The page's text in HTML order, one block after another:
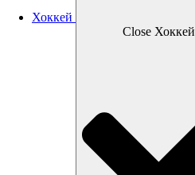
Хоккей
Close Хоккей